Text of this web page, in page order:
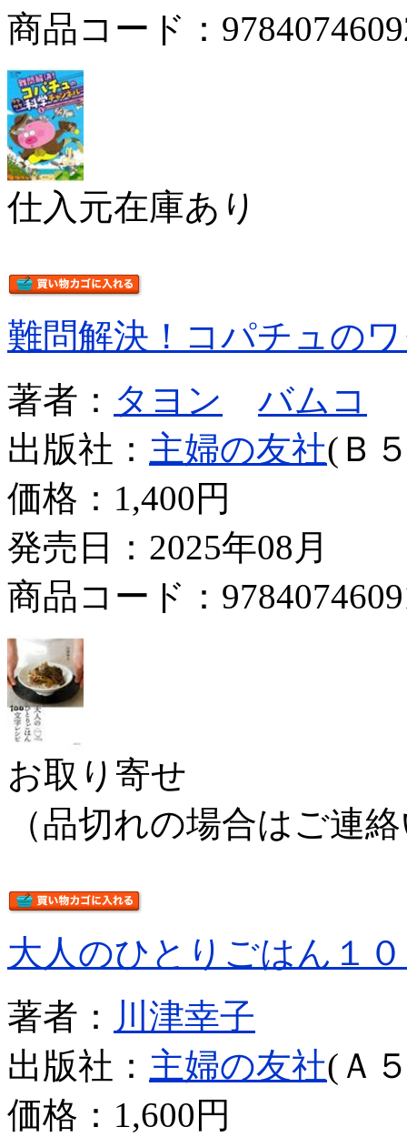
商品コード：
仕入元在庫あり
難問解決！コパチュの
著者： タヨン
バムコ
出版社： 主婦の友社(Ｂ
価格： 1,400円
発売日：2025年08月
商品コード：
お取り寄せ
（品切れの場合はご連
大人のひとりごはん１
著者： 川津幸子
出版社： 主婦の友社(Ａ
価格： 1,600円